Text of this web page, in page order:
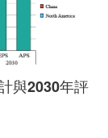
與2030年評